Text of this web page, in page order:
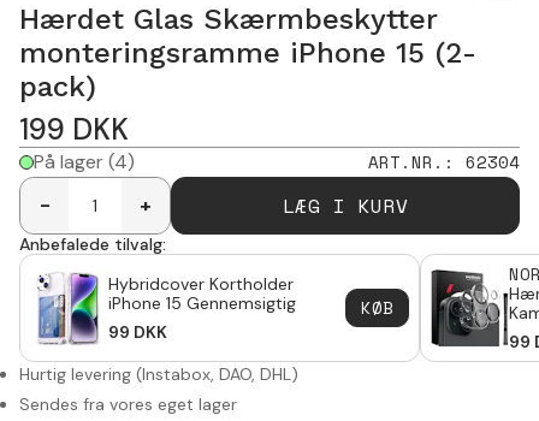
Hærdet Glas Skærmbeskytter
monteringsramme iPhone 15 (2-
pack)
199 DKK
På lager(4) ART.NR. : 62304
-
+ LÆG I KURV
Anbefalede tilvalg:
Hybridcover Kortholder
iPhone 15 Gennemsigtig
99 DKK
KØB
15
99
Hurtig levering (Instabox, DAO, DHL)
Sendes fra vores eget lager